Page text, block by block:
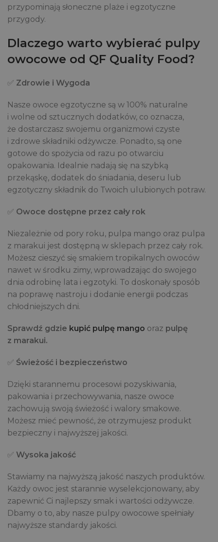
przypominają słoneczne plaże i egzotyczne
przygody.
Dlaczego warto wybierać pulpy
owocowe od QF Quality Food?
✅ Zdrowie i Wygoda
Nasze owoce egzotyczne są w 100% naturalne
i wolne od sztucznych dodatków, co oznacza,
że dostarczasz swojemu organizmowi czyste
i zdrowe składniki odżywcze. Ponadto, są one
gotowe do spożycia od razu po otwarciu
opakowania. Idealnie nadają się na szybką
przekąskę, dodatek do śniadania, deseru lub
egzotyczny składnik do Twoich ulubionych potraw.
✅ Owoce dostępne przez cały rok
Niezależnie od pory roku, pulpa mango oraz pulpa
z marakui jest dostępną w sklepach przez cały rok.
Możesz cieszyć się smakiem tropikalnych owoców
nawet w środku zimy, wprowadzając do swojego
dnia odrobinę lata i egzotyki. To doskonały sposób
na poprawę nastroju i dodanie energii podczas
chłodniejszych dni.
Sprawdź gdzie kupić pulpę mango oraz pulpę
z marakui.
✅ Świeżość i bezpieczeństwo
Dzięki starannemu procesowi pozyskiwania,
pakowania i przechowywania, nasze owoce
zachowują swoją świeżość i walory smakowe.
Możesz mieć pewność, że otrzymujesz produkt
bezpieczny i najwyższej jakości.
✅ Wysoka jakość
Stawiamy na najwyższą jakość naszych produktów.
Każdy owoc jest starannie wyselekcjonowany, aby
zapewnić Ci najlepszy smak i wartości odżywcze.
Dbamy o to, aby nasze pulpy owocowe spełniały
najwyższe standardy jakości.